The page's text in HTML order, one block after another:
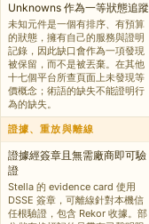
Unknowns 作為一等狀態追蹤
未知元件是一個有排序、有預算
的狀態，擁有自己的服務與證明
記錄，因此缺口會作為一項發現
被保留，而不是被丟棄。在其他
十七個平台所查頁面上未發現等
價概念；術語的缺失不能證明行
為的缺失。
證據、重放與離線
證據經簽章且無需廠商即可驗
證
Stella 的 evidence card 使用
DSSE 簽章，可離線針對本機信
任根驗證，包含 Rekor 收據。部